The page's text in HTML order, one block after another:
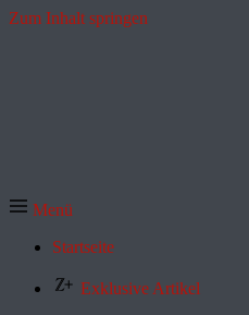
Zum Inhalt springen
Menü
Startseite
Exklusive Artikel